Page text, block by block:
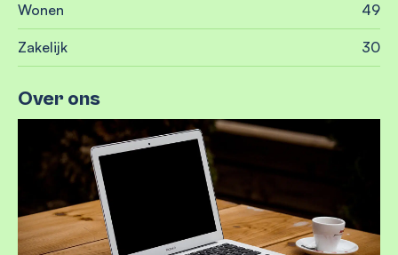
Wonen 49
Zakelijk 30
Over ons